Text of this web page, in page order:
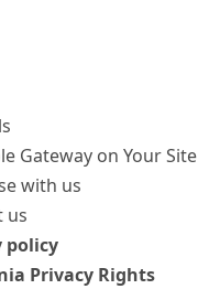
Gateway on Your Site
with us
us
policy
Privacy Rights